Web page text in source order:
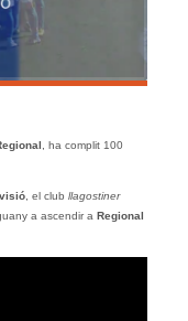
, ha complit 100
, el club llagostiner
a ascendir a Regional